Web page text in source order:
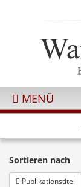
MENÜ
Sortieren nach
Publikationstitel